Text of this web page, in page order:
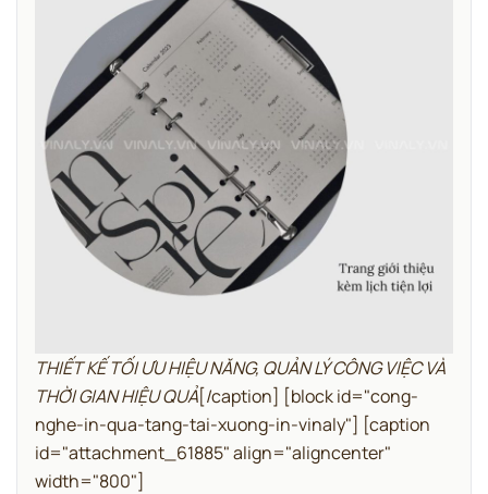
THIẾT KẾ TỐI ƯU HIỆU NĂNG, QUẢN LÝ CÔNG VIỆC VÀ
THỜI GIAN HIỆU QUẢ[/caption] [block id="cong-
nghe-in-qua-tang-tai-xuong-in-vinaly"] [caption
id="attachment_61885" align="aligncenter"
width="800"]